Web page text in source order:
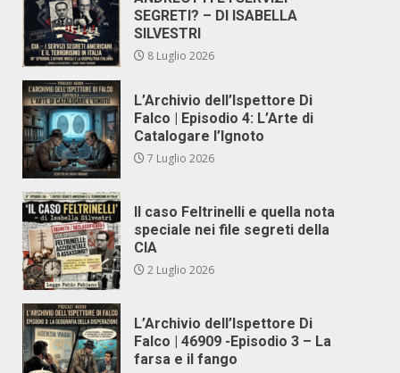
SEGRETI? – DI ISABELLA
SILVESTRI
8 Luglio 2026
L’Archivio dell’Ispettore Di
Falco | Episodio 4: L’Arte di
Catalogare l’Ignoto
7 Luglio 2026
Il caso Feltrinelli e quella nota
speciale nei file segreti della
CIA
2 Luglio 2026
L’Archivio dell’Ispettore Di
Falco | 46909 -Episodio 3 – La
farsa e il fango